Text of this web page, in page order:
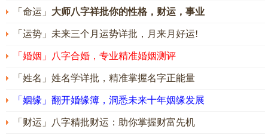
「命运」 大师八字祥批你的性格，财运，事业
「运势」未来三个月运势详批，月来月好运!
「婚姻」八字合婚，专业精准婚姻测评
「姓名」姓名学详批，精准掌握名字正能量
「姻缘」翻开婚缘簿，洞悉未来十年姻缘发展
「财运」八字精批财运：助你掌握财富先机